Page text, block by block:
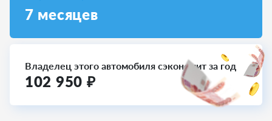
7 месяцев
Владелец этого автомобиля сэкономит за год
102 950 ₽